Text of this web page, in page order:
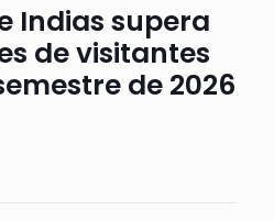
Indias supera
de visitantes
de 2026